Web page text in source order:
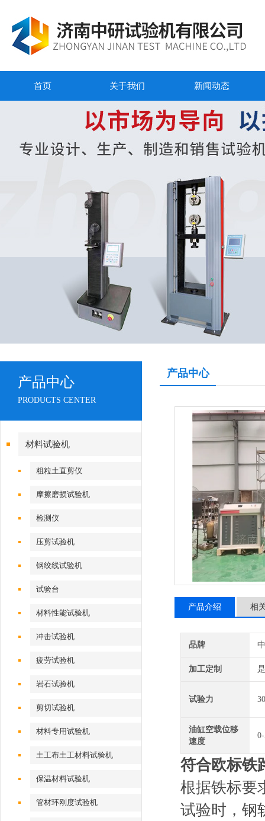
首页 关于我们 新闻动态
产品中心
PRODUCTS CENTER
材料试验机
粗粒土直剪仪
摩擦磨损试验机
检测仪
压剪试验机
钢绞线试验机
试验台
材料性能试验机
冲击试验机
疲劳试验机
岩石试验机
剪切试验机
材料专用试验机
土工布土工材料试验机
保温材料试验机
管材环刚度试验机
产品中心
产品介绍 相
品牌
加工定制 是
试验力
油缸空载位移
速度
符合欧标铁
根据铁标要
试验时，钢